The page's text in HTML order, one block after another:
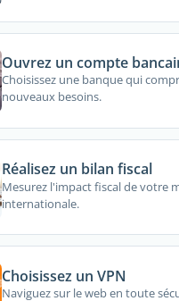
Ouvrez un compte
Choisissez une banque qui
nouveaux besoins.
Réalisez un bilan fiscal
Mesurez l'impact fiscal de votre
internationale.
Choisissez un VPN
Naviguez sur le web en toute